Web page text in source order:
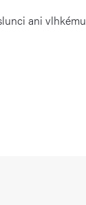
ani vlhkému